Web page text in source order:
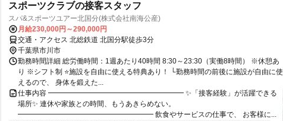
スポーツクラブの接客スタッフ
スパ&スポーツユアー北国分(株式会社南海公産)
月給230,000円～290,000円
交通・アクセス 北総鉄道 北国分駅徒歩3分
千葉県市川市
勤務時間詳細 総労働時間：1週あたり40時間 8:30～23:30（実働8時間） ※休憩あ
り ※シフト制 ⭐施設を自由に使える特典あり！ └勤務時間の前後に施設が自由に使
えるので、 身体を鍛えた...
仕事内容 ━━━━━━━━━━━━━━━━━━━ ✨「接客経験」が活躍できる
場所✨ 連休や家族との時間、もうあきらめない。
━━━━━━━━━━━━━━━━━━━ 飲食やサービスの仕事で、 お客様に...